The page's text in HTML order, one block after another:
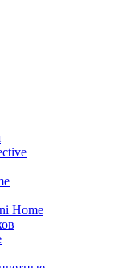
Home